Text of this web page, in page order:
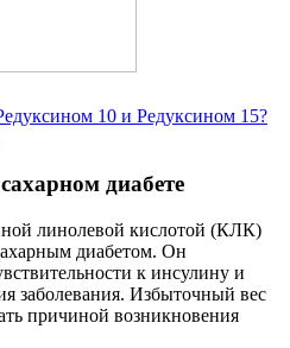
10 и Редуксином 15?
диабете
линолевой кислотой (КЛК)
диабетом. Он
к инсулину и
заболевания. Избыточный вес
причиной возникновения